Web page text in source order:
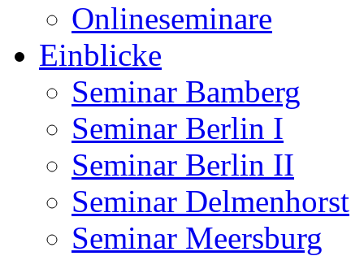
Onlineseminare
Einblicke
Seminar Bamberg
Seminar Berlin I
Seminar Berlin II
Seminar Delmenhorst
Seminar Meersburg